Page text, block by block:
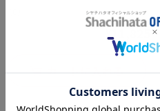
¥11,825
カートに入れる